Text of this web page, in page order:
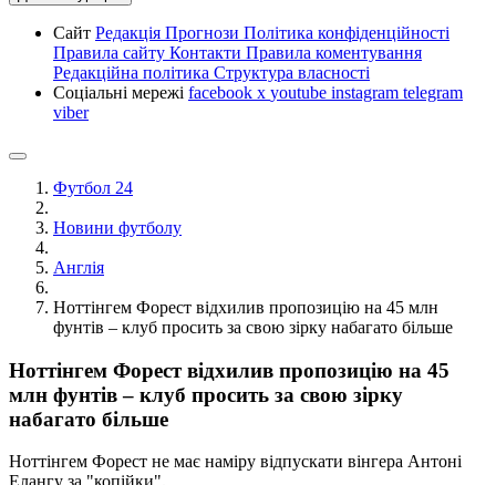
Сайт Редакція Прогнози Політика конфіденційності
Правила сайту Контакти Правила коментування
Редакційна політика Структура власності
Соціальні мережі facebook x youtube instagram telegram
viber
Футбол 24
Новини футболу
Англія
Ноттінгем Форест відхилив пропозицію на 45 млн
фунтів – клуб просить за свою зірку набагато більше
Ноттінгем Форест відхилив пропозицію на 45
млн фунтів – клуб просить за свою зірку
набагато більше
Ноттінгем Форест не має наміру відпускати вінгера Антоні